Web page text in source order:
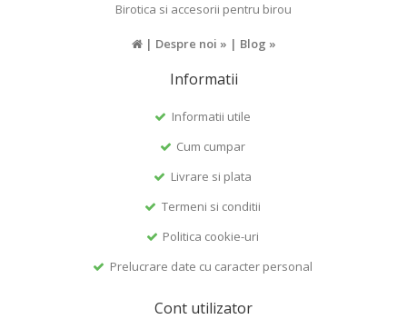
Birotica si accesorii pentru birou
| Despre noi » | Blog »
Informatii
Informatii utile
Cum cumpar
Livrare si plata
Termeni si conditii
Politica cookie-uri
Prelucrare date cu caracter personal
Cont utilizator